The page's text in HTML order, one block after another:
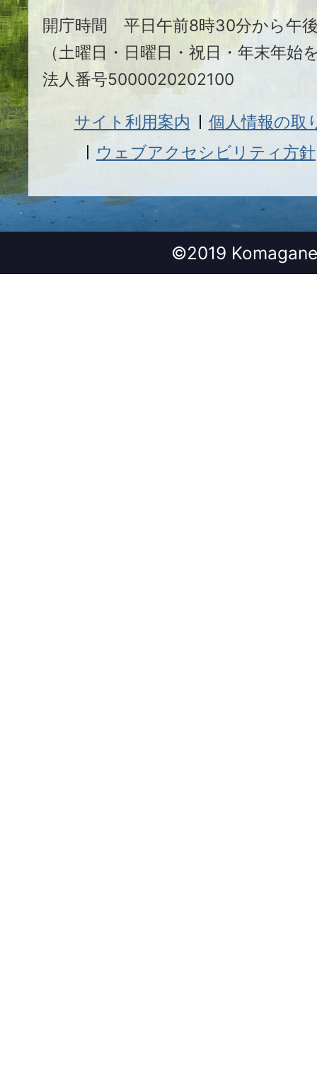
開庁時間 平日午前8時30分から午
（土曜日・日曜日・祝日・年末年始
法人番号5000020202100
サイト利用案内
個人情報の取
ウェブアクセシビリティ方針
©2019